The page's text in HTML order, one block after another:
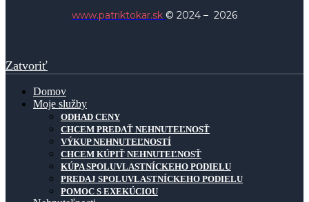
www.patriktokar.sk © 2024 – 2026
Zatvoriť
Domov
Moje služby
ODHAD CENY
CHCEM PREDAŤ NEHNUTEĽNOSŤ
VÝKUP NEHNUTEĽNOSTÍ
CHCEM KÚPIŤ NEHNUTEĽNOSŤ
KÚPA SPOLUVLASTNÍCKEHO PODIELU
PREDAJ SPOLUVLASTNÍCKEHO PODIELU
POMOC S EXEKÚCIOU